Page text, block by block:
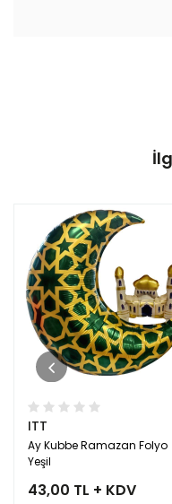
ITT
Ay Kubbe Ramazan Folyo
Yeşil
43,00 TL + KDV